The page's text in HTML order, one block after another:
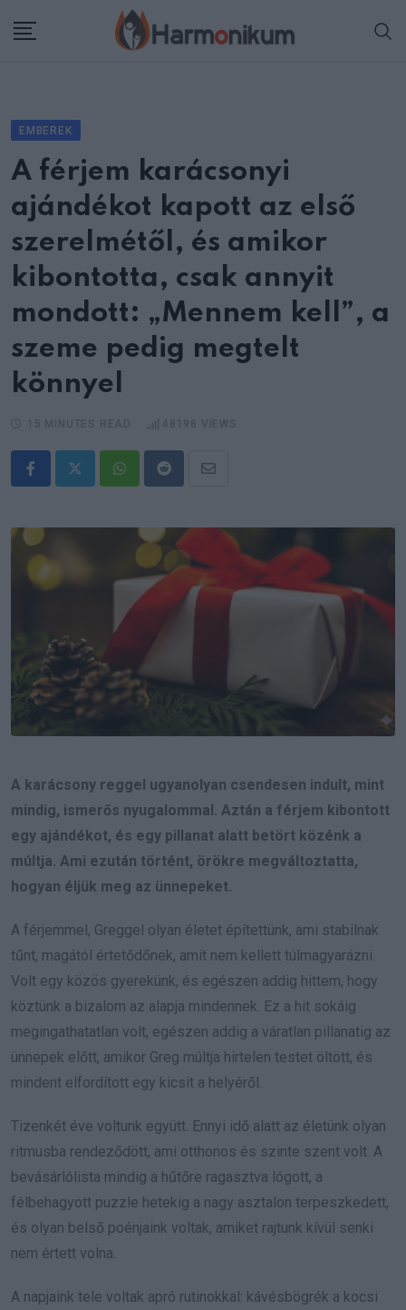
EMBEREK
A férjem karácsonyi
ajándékot kapott az első
szerelmétől, és amikor
kibontotta, csak annyit
mondott: „Men­nem kell”, a
szeme pedig megtelt
könnyel
WhatsappRedditShare
Email
A karácsony reggel ugyanolyan csendesen indult, mint
mindig, ismerős nyugalommal. Aztán a férjem kibontott
egy ajándékot, és egy pillanat alatt betört közénk a
múltja. Ami ezután történt, örökre megváltoztatta,
hogyan éljük meg az ünnepeket.
A férjemmel, Greggel olyan életet építettünk, ami stabilnak
tűnt, magától értetődőnek, amit nem kellett túlmagyarázni.
Volt egy közös gyerekünk, és egészen addig hittem, hogy
köztünk a bizalom az alapja mindennek. Ez a hit sokáig
megingathatatlan volt, egészen addig a váratlan pillanatig az
ünnepek előtt, amikor Greg múltja hirtelen testet öltött, és
mindent elfordított egy kicsit a helyéről.
Tizenkét éve voltunk együtt. Ennyi idő alatt az életünk olyan
ritmusba rendeződött, ami otthonos és szinte szent volt. A
bevásárlólista mindig a hűtőre ragasztva lógott, a
félbehagyott puzzle hetekig a nagy asztalon terpeszkedett,
és olyan belső poénjaink voltak, amiket rajtunk kívül senki
nem értett volna.
A napjaink tele voltak apró rutinokkal: kávésbögrék a kocsi